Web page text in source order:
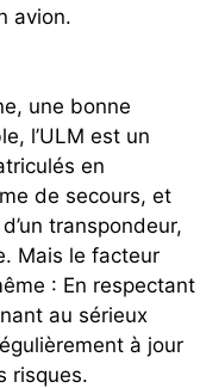
avion.
une bonne
l’ULM est un
en
de secours, et
transpondeur,
Mais le facteur
: En respectant
au sérieux
à jour
risques.